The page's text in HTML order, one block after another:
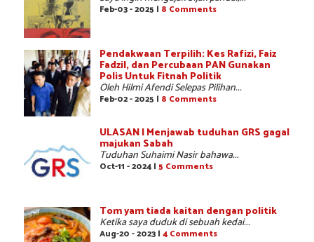
Feb-03 - 2025 | 8 Comments
Pendakwaan Terpilih: Kes Rafizi, Faiz
Fadzil, dan Percubaan PAN Gunakan
Polis Untuk Fitnah Politik
Oleh Hilmi Afendi Selepas Pilihan...
Feb-02 - 2025 | 8 Comments
ULASAN | Menjawab tuduhan GRS gagal
majukan Sabah
Tuduhan Suhaimi Nasir bahawa...
Oct-11 - 2024 | 5 Comments
Tom yam tiada kaitan dengan politik
Ketika saya duduk di sebuah kedai...
Aug-20 - 2023 | 4 Comments